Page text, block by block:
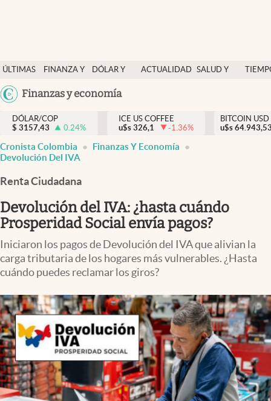
ÚLTIMAS
NOTICIAS
FINANZA Y
DÓLAR Y
ACTUALIDAD SALUD Y
México
Finanzas y economía
Salud y nutrición
Vida espiritual
Actualidad
Dólar y mercados
Curiosidades
Colombia
DÓLAR/COP
$ 3157,43 0.24%
ICE US COFFEE
u$s 326,1 -1.36%
BITCOIN USD
u$s
Cronista Colombia
Finanzas Y Economía
Devolución Del IVA
Renta Ciudadana
Devolución del IVA: ¿hasta cuándo
Prosperidad Social envía pagos?
Iniciaron los pagos de Devolución del IVA que alivian la
carga tributaria de los hogares más vulnerables. ¿Hasta
cuándo puedes reclamar los giros?